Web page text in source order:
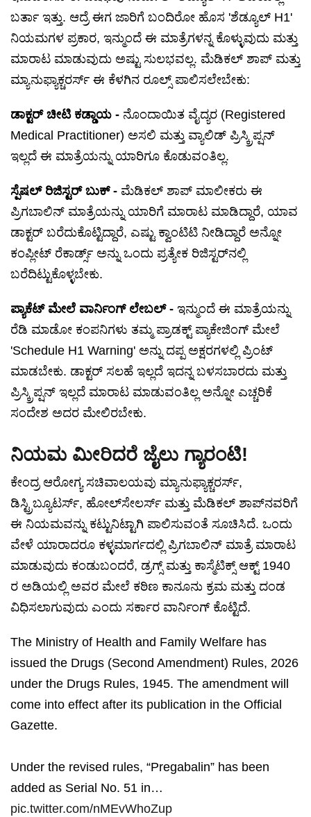
ಬರ್ತಾ ಇತ್ತು. ಆದ್ರೆ ಈಗ ಜಾರಿಗೆ ಬಂದಿರೋ ಹೊಸ 'ಶೆಡ್ಯೂಲ್ H1'
ನಿಯಮಗಳ ಪ್ರಕಾರ, ಇನ್ಮುಂದೆ ಈ ಮಾತ್ರೆಗಳನ್ನ ಕೊಳ್ಳುವುದು ಮತ್ತು
ಮಾರಾಟ ಮಾಡುವುದು ಅಷ್ಟು ಸುಲಭವಲ್ಲ. ಮೆಡಿಕಲ್ ಶಾಪ್ ಮತ್ತು
ಮ್ಯಾನುಫ್ಯಾಕ್ಚರರ್ಸ್ ಈ ಕೆಳಗಿನ ರೂಲ್ಸ್ ಪಾಲಿಸಲೇಬೇಕು:
ಡಾಕ್ಟರ್ ಚೀಟಿ ಕಡ್ಡಾಯ - ನೊಂದಾಯಿತ ವೈದ್ಯರ (Registered
Medical Practitioner) ಅಸಲಿ ಮತ್ತು ವ್ಯಾಲಿಡ್ ಪ್ರಿಸ್ಕ್ರಿಪ್ಷನ್
ಇಲ್ಲದೆ ಈ ಮಾತ್ರೆಯನ್ನು ಯಾರಿಗೂ ಕೊಡುವಂತಿಲ್ಲ.
ಸ್ಪೆಷಲ್ ರಿಜಿಸ್ಟರ್ ಬುಕ್ - ಮೆಡಿಕಲ್ ಶಾಪ್ ಮಾಲೀಕರು ಈ
ಪ್ರಿಗಬಾಲಿನ್ ಮಾತ್ರೆಯನ್ನು ಯಾರಿಗೆ ಮಾರಾಟ ಮಾಡಿದ್ದಾರೆ, ಯಾವ
ಡಾಕ್ಟರ್ ಬರೆದುಕೊಟ್ಟಿದ್ದಾರೆ, ಎಷ್ಟು ಕ್ವಾಂಟಿಟಿ ನೀಡಿದ್ದಾರೆ ಅನ್ನೋ
ಕಂಪ್ಲೀಟ್ ರೆಕಾರ್ಡ್ಸ್ ಅನ್ನು ಒಂದು ಪ್ರತ್ಯೇಕ ರಿಜಿಸ್ಟರ್‌ನಲ್ಲಿ
ಬರೆದಿಟ್ಟುಕೊಳ್ಳಬೇಕು.
ಪ್ಯಾಕೆಟ್ ಮೇಲೆ ವಾರ್ನಿಂಗ್ ಲೇಬಲ್ - ಇನ್ಮುಂದೆ ಈ ಮಾತ್ರೆಯನ್ನು
ರೆಡಿ ಮಾಡೋ ಕಂಪನಿಗಳು ತಮ್ಮ ಪ್ರಾಡಕ್ಟ್ ಪ್ಯಾಕೇಜಿಂಗ್ ಮೇಲೆ
'Schedule H1 Warning' ಅನ್ನು ದಪ್ಪ ಅಕ್ಷರಗಳಲ್ಲಿ ಪ್ರಿಂಟ್
ಮಾಡಬೇಕು. ಡಾಕ್ಟರ್ ಸಲಹೆ ಇಲ್ಲದೆ ಇದನ್ನ ಬಳಸಬಾರದು ಮತ್ತು
ಪ್ರಿಸ್ಕ್ರಿಪ್ಷನ್ ಇಲ್ಲದೆ ಮಾರಾಟ ಮಾಡುವಂತಿಲ್ಲ ಅನ್ನೋ ಎಚ್ಚರಿಕೆ
ಸಂದೇಶ ಅದರ ಮೇಲಿರಬೇಕು.
ನಿಯಮ ಮೀರಿದರೆ ಜೈಲು ಗ್ಯಾರಂಟಿ!
ಕೇಂದ್ರ ಆರೋಗ್ಯ ಸಚಿವಾಲಯವು ಮ್ಯಾನುಫ್ಯಾಕ್ಚರರ್ಸ್,
ಡಿಸ್ಟ್ರಿಬ್ಯೂಟರ್ಸ್, ಹೋಲ್‌ಸೇಲರ್ಸ್ ಮತ್ತು ಮೆಡಿಕಲ್ ಶಾಪ್‌ನವರಿಗೆ
ಈ ನಿಯಮವನ್ನು ಕಟ್ಟುನಿಟ್ಟಾಗಿ ಪಾಲಿಸುವಂತೆ ಸೂಚಿಸಿದೆ. ಒಂದು
ವೇಳೆ ಯಾರಾದರೂ ಕಳ್ಳಮಾರ್ಗದಲ್ಲಿ ಪ್ರಿಗಬಾಲಿನ್ ಮಾತ್ರೆ ಮಾರಾಟ
ಮಾಡುವುದು ಕಂಡುಬಂದರೆ, ಡ್ರಗ್ಸ್ ಮತ್ತು ಕಾಸ್ಮೆಟಿಕ್ಸ್ ಆಕ್ಟ್ 1940
ರ ಅಡಿಯಲ್ಲಿ ಅವರ ಮೇಲೆ ಕಠಿಣ ಕಾನೂನು ಕ್ರಮ ಮತ್ತು ದಂಡ
ವಿಧಿಸಲಾಗುವುದು ಎಂದು ಸರ್ಕಾರ ವಾರ್ನಿಂಗ್ ಕೊಟ್ಟಿದೆ.
The Ministry of Health and Family Welfare has
issued the Drugs (Second Amendment) Rules, 2026
under the Drugs Rules, 1945. The amendment will
come into effect after its publication in the Official
Gazette.
Under the revised rules, “Pregabalin” has been
added as Serial No. 51 in…
pic.twitter.com/nMEvWhoZup